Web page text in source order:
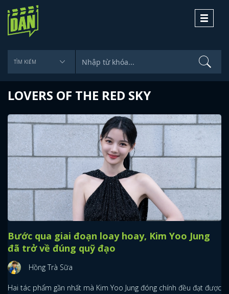
Toggle
LOVERS OF THE RED SKY
Bước qua giai đoạn loay hoay, Kim Yoo Jung
đã trở về đúng quỹ đạo
Hồng Trà Sữa
Hai tác phẩm gần nhất mà Kim Yoo Jung đóng chính đều đạt được